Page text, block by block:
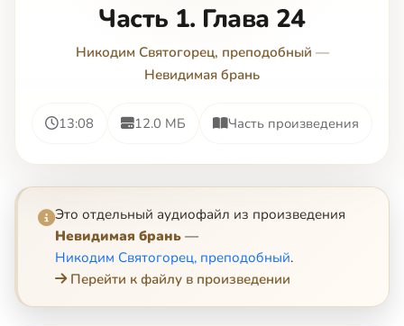
Часть 1. Глава 24
Никодим Святогорец, преподобный —
Невидимая брань
13:08 12.0 МБ Часть произведения
Это отдельный аудиофайл из произведения
Невидимая брань —
Никодим Святогорец, преподобный.
Перейти к файлу в произведении